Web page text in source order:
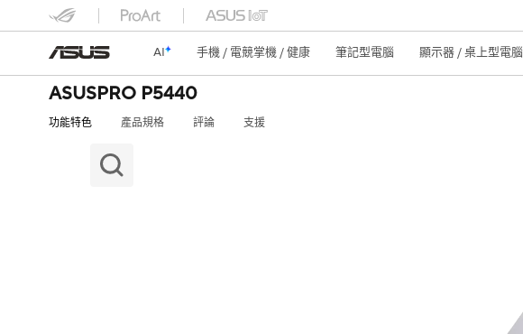
AI 手機 / 電競掌機 / 健康 筆記型電腦 顯示器 / 桌上型電腦
ASUSPRO P5440
功能特色 產品規格 評論 支援